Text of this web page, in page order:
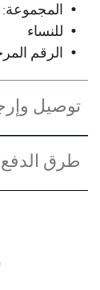
• المجموعة:
• للنساء
• الرقم المرجعي:
توصيل
طرق الدفع